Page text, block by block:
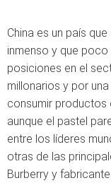
China es un país
inmenso y que
posiciones en el
millonarios y por
consumir productos
aunque el pastel
entre los líderes
otras de las
Burberry y